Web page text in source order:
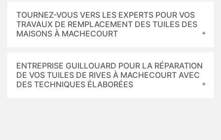
TOURNEZ-VOUS VERS LES EXPERTS POUR VOS
TRAVAUX DE REMPLACEMENT DES TUILES DES
MAISONS À MACHECOURT
ENTREPRISE GUILLOUARD POUR LA RÉPARATION
DE VOS TUILES DE RIVES À MACHECOURT AVEC
DES TECHNIQUES ÉLABORÉES